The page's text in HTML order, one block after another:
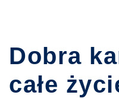
Dobra
całe